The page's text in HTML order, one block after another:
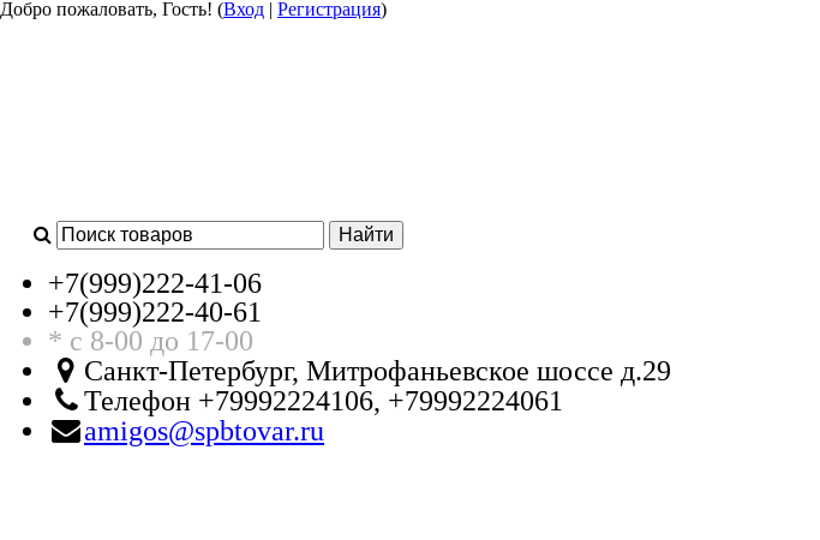
Добро пожаловать, Гость! (Вход | Регистрация)
+7(999)222-41-06
+7(999)222-40-61
* с 8-00 до 17-00
Санкт-Петербург, Митрофаньевское шоссе д.29
Телефон +79992224106, +79992224061
amigos@spbtovar.ru